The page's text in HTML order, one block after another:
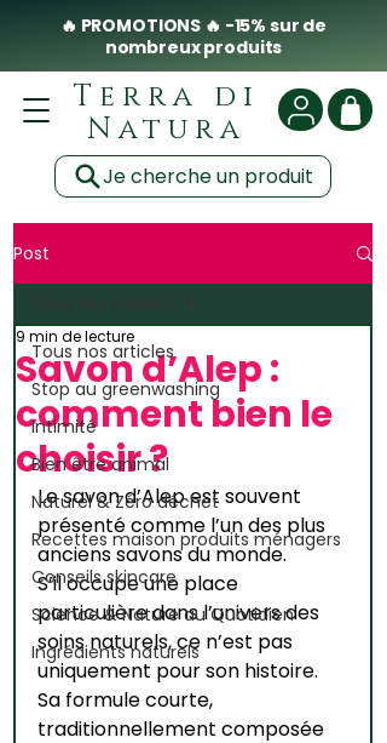
🔥 PROMOTIONS 🔥 -15% sur de
nombreux produits
Terra di
Natura
Je cherche un produit
Post
Tous nos articles
Stop au greenwashing
Intimité
Bien être animal
Naturel & Zéro déchet
Recettes maison produits ménagers
Conseils skincare
Science & Nature au Quotidien
Ingrédients naturels
Savon d’Alep :
comment bien le
choisir ?
9 min de lecture
Le savon d’Alep est souvent
présenté comme l’un des plus
anciens savons du monde.
S’il occupe une place
particulière dans l’univers des
soins naturels, ce n’est pas
uniquement pour son histoire.
Sa formule courte,
traditionnellement composée